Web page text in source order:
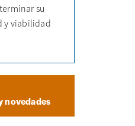
su
y viabilidad
novedades